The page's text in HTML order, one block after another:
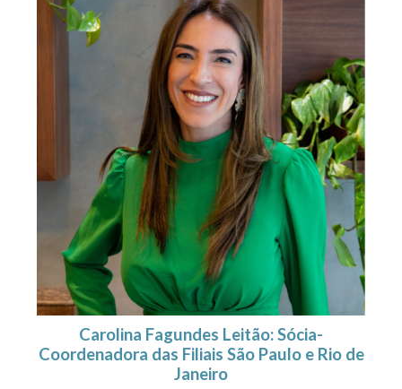
Carolina Fagundes Leitão: Sócia-
Coordenadora das Filiais São Paulo e Rio de
Janeiro